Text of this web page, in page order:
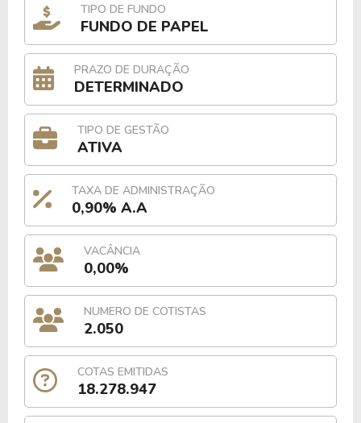
TIPO DE FUNDO
FUNDO DE PAPEL
PRAZO DE DURAÇÃO
DETERMINADO
TIPO DE GESTÃO
ATIVA
TAXA DE ADMINISTRAÇÃO
0,90% A.A
VACÂNCIA
0,00%
NUMERO DE COTISTAS
2.050
COTAS EMITIDAS
18.278.947